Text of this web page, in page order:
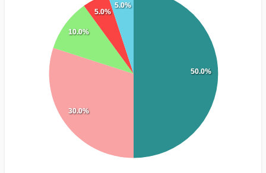
50.0%
30.0%
10.0%
5.0%
5.0%